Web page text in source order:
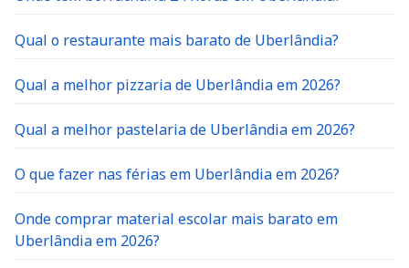
Qual o restaurante mais barato de Uberlândia?
Qual a melhor pizzaria de Uberlândia em 2026?
Qual a melhor pastelaria de Uberlândia em 2026?
O que fazer nas férias em Uberlândia em 2026?
Onde comprar material escolar mais barato em
Uberlândia em 2026?